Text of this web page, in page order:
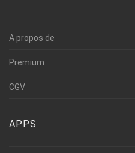
A propos de
Premium
CGV
APPS